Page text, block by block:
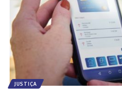
JUSTIÇA